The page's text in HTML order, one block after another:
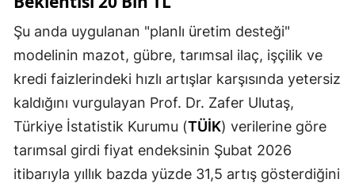
Batman
Şırnak
Bartın
Ardahan
Iğdır
Şu anda uygulanan "planlı üretim desteği"
modelinin mazot, gübre, tarımsal ilaç, işçilik ve
kredi faizlerindeki hızlı artışlar karşısında yetersiz
kaldığını vurgulayan Prof. Dr. Zafer Ulutaş,
Türkiye İstatistik Kurumu (TÜİK) verilerine göre
tarımsal girdi fiyat endeksinin Şubat 2026
itibarıyla yıllık bazda yüzde 31,5 artış gösterdiğini